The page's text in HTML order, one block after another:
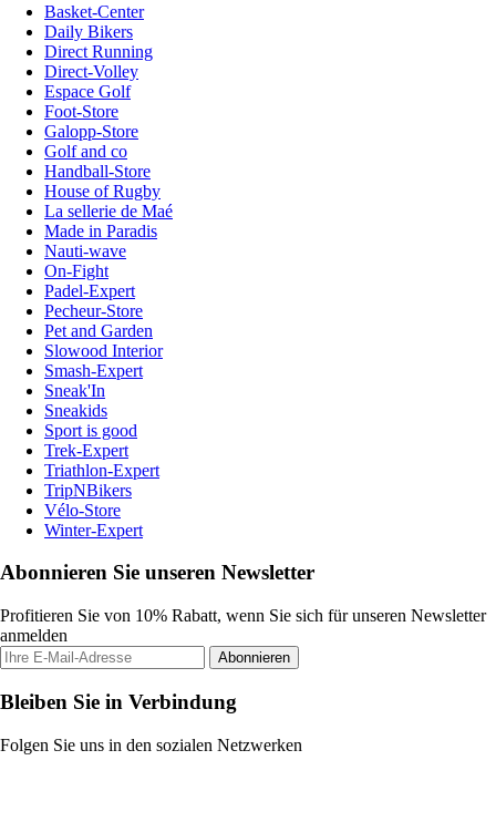
Basket-Center
Daily Bikers
Direct Running
Direct-Volley
Espace Golf
Foot-Store
Galopp-Store
Golf and co
Handball-Store
House of Rugby
La sellerie de Maé
Made in Paradis
Nauti-wave
On-Fight
Padel-Expert
Pecheur-Store
Pet and Garden
Slowood Interior
Smash-Expert
Sneak'In
Sneakids
Sport is good
Trek-Expert
Triathlon-Expert
TripNBikers
Vélo-Store
Winter-Expert
Abonnieren Sie unseren Newsletter
Profitieren Sie von 10% Rabatt, wenn Sie sich für unseren Newsletter
anmelden
Abonnieren
Bleiben Sie in Verbindung
Folgen Sie uns in den sozialen Netzwerken